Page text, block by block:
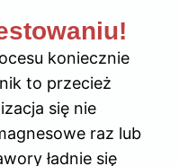
koniecznie
to przecież
się nie
raz lub
ładnie się